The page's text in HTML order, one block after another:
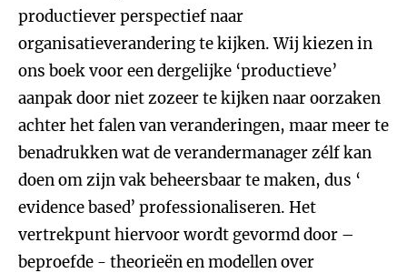
productiever perspectief naar
organisatieverandering te kijken. Wij kiezen in
ons boek voor een dergelijke ‘productieve’
aanpak door niet zozeer te kijken naar oorzaken
achter het falen van veranderingen, maar meer te
benadrukken wat de verandermanager zélf kan
doen om zijn vak beheersbaar te maken, dus ‘
evidence based’ professionaliseren. Het
vertrekpunt hiervoor wordt gevormd door –
beproefde - theorieën en modellen over